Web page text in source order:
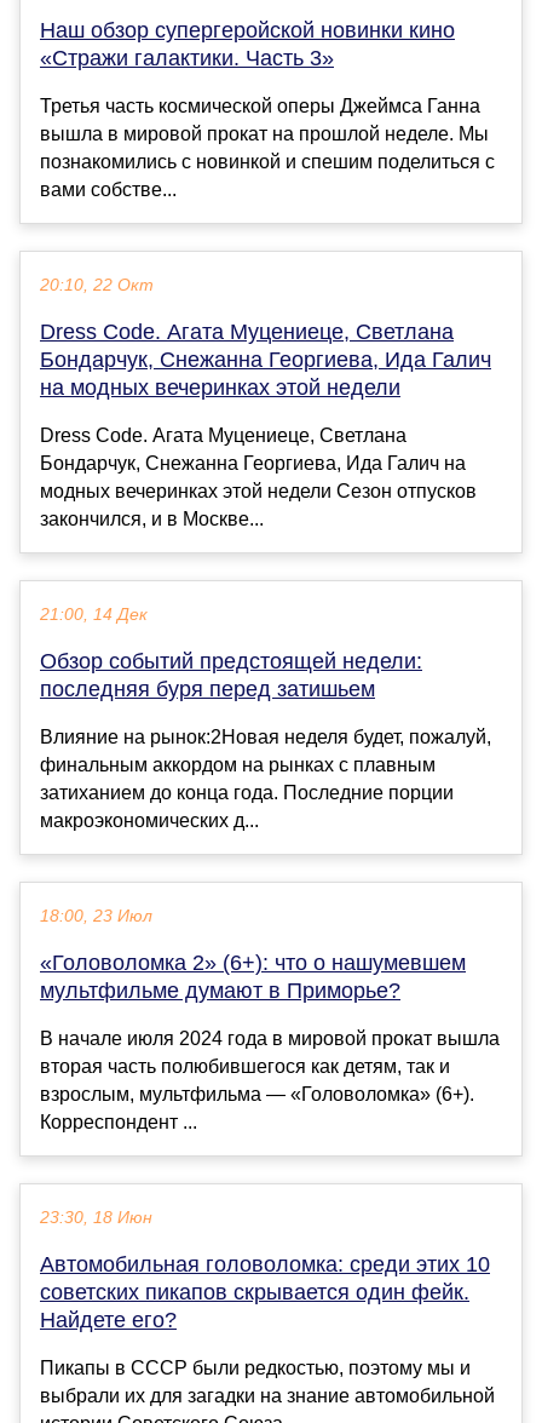
Наш обзор супергеройской новинки кино
«Стражи галактики. Часть 3»
Третья часть космической оперы Джеймса Ганна
вышла в мировой прокат на прошлой неделе. Мы
познакомились с новинкой и спешим поделиться с
вами собстве...
20:10, 22 Окт
Dress Code. Агата Муцениеце, Светлана
Бондарчук, Снежанна Георгиева, Ида Галич
на модных вечеринках этой недели
Dress Code. Агата Муцениеце, Светлана
Бондарчук, Снежанна Георгиева, Ида Галич на
модных вечеринках этой недели Сезон отпусков
закончился, и в Москве...
21:00, 14 Дек
Обзор событий предстоящей недели:
последняя буря перед затишьем
Влияние на рынок:2Новая неделя будет, пожалуй,
финальным аккордом на рынках с плавным
затиханием до конца года. Последние порции
макроэкономических д...
18:00, 23 Июл
«Головоломка 2» (6+): что о нашумевшем
мультфильме думают в Приморье?
В начале июля 2024 года в мировой прокат вышла
вторая часть полюбившегося как детям, так и
взрослым, мультфильма — «Головоломка» (6+).
Корреспондент ...
23:30, 18 Июн
Автомобильная головоломка: среди этих 10
советских пикапов скрывается один фейк.
Найдете его?
Пикапы в СССР были редкостью, поэтому мы и
выбрали их для загадки на знание автомобильной